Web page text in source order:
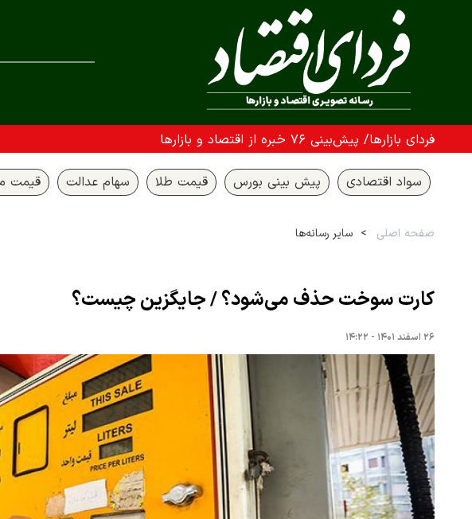
فردای بازارها/ پیش‌بینی ۷۶ خبره از اقتصاد و بازارها
سواد اقتصادی پیش بینی بورس قیمت طلا سهام عدالت قیمت
صفحه اصلی سایر رسانه‌ها
کارت سوخت حذف می‌شود؟ / جایگزین چیست؟
۲۶ اسفند ۱۴۰۱ - ۱۴:۲۲